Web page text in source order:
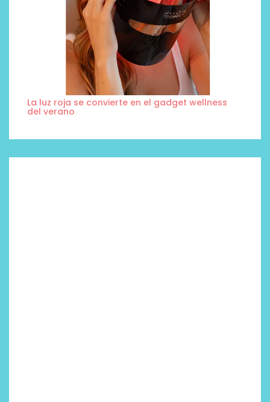
La luz roja se convierte en el gadget wellness
del verano